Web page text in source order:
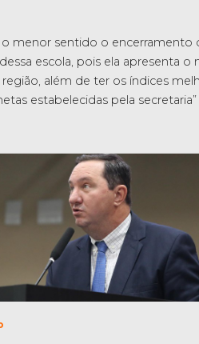
o menor sentido o encerramento
escola, pois ela apresenta o
além de ter os índices
estabelecidas pela secretaria”